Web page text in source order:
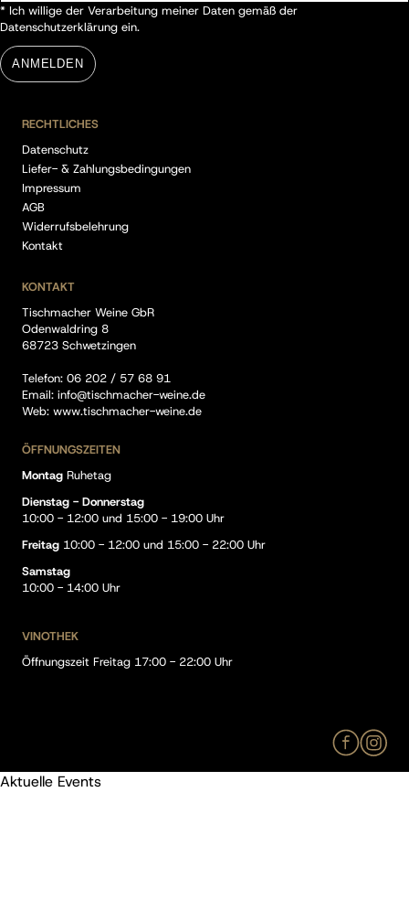
* Ich willige der Verarbeitung meiner Daten gemäß der
Datenschutzerklärung ein.
ANMELDEN
RECHTLICHES
Datenschutz
Liefer- & Zahlungsbedingungen
Impressum
AGB
Widerrufsbelehrung
Kontakt
KONTAKT
Tischmacher Weine GbR
Odenwaldring 8
68723 Schwetzingen
Telefon: 06 202 / 57 68 91
Email: info@tischmacher-weine.de
Web: www.tischmacher-weine.de
ÖFFNUNGSZEITEN
Montag Ruhetag
Dienstag - Donnerstag
10:00 - 12:00 und 15:00 - 19:00 Uhr
Freitag 10:00 - 12:00 und 15:00 - 22:00 Uhr
Samstag
10:00 - 14:00 Uhr
VINOTHEK
Öffnungszeit Freitag 17:00 - 22:00 Uhr
Aktuelle Events